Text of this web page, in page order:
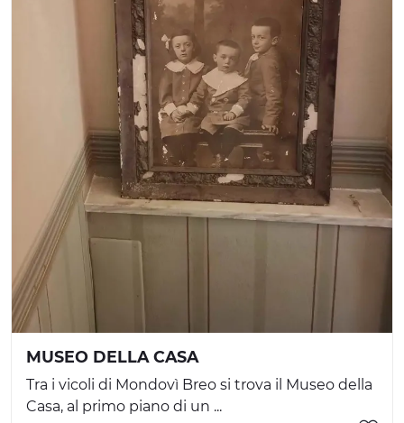
MUSEO DELLA CASA
Tra i vicoli di Mondovì Breo si trova il Museo della
Casa, al primo piano di un ...